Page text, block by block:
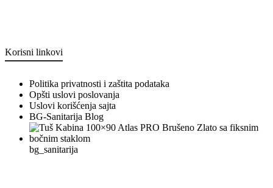
Korisni linkovi
Politika privatnosti i zaštita podataka
Opšti uslovi poslovanja
Uslovi korišćenja sajta
BG-Sanitarija Blog
bg_sanitarija